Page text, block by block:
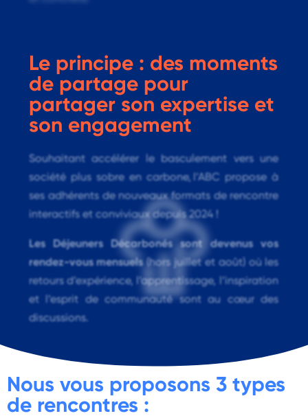
Le principe : des moments
de partage pour
partager son expertise et
son engagement
Souhaitantaccélérer le basculement vers une
société plus sobre en carbone, l’ABCpropose à
ses adhérents de nouveaux formats de rencontre
interactifs et conviviaux depuis2024 !
LesDéjeuners Décarbonés sont devenus vos
rendez-vousmensuels(hors juillet et août) où les
retours d’expérience, l’apprentissage, l’inspiration
et l’esprit de communautésont au cœur des
discussions.
Nous vous proposons 3 types
de rencontres :